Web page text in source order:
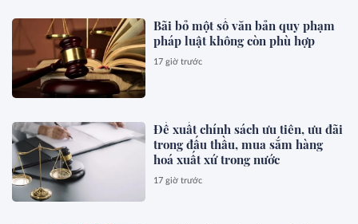
Bãi bỏ một số văn bản quy phạm
pháp luật không còn phù hợp
17 giờ trước
Đề xuất chính sách ưu tiên, ưu đãi
trong đấu thầu, mua sắm hàng
hoá xuất xứ trong nước
17 giờ trước